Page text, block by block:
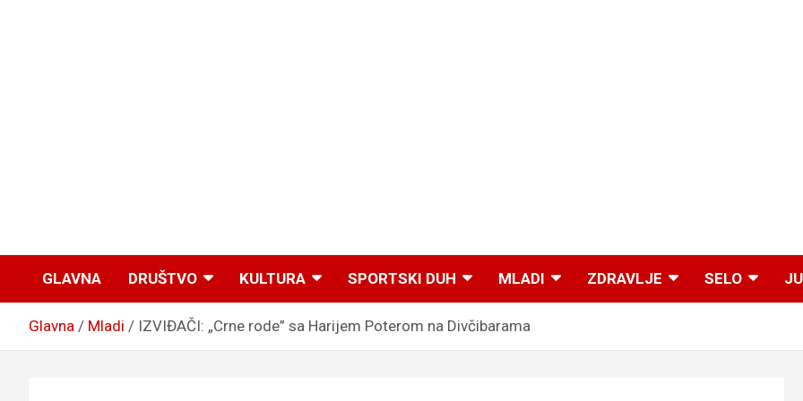
GLAVNA DRUŠTVO KULTURA SPORTSKI DUH MLADI ZDRAVLJE SELO
Glavna Mladi IZVIĐAČI: „Crne rode” sa Harijem Poterom na Divčibarama